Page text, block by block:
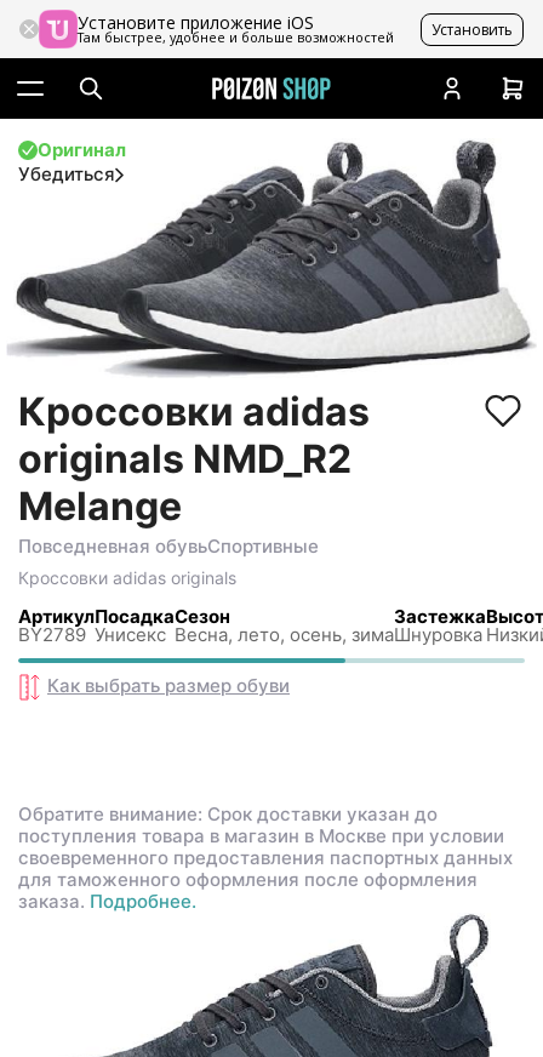
Установите приложение iOS
Там быстрее, удобнее и больше возможностей Установить
Оригинал
Убедиться
Кроссовки adidas
originals NMD_R2
Melange
Повседневная обувьСпортивные
Кроссовки adidas originals
Артикул
BY2789
Посадка
Унисекс
Сезон
Весна, лето, осень, зима
Застежка
Шнуровка
Как выбрать размер обуви
Обратите внимание: Срок доставки указан до
поступления товара в магазин в Москве при условии
своевременного предоставления паспортных данных
для таможенного оформления после оформления
заказа. Подробнее.